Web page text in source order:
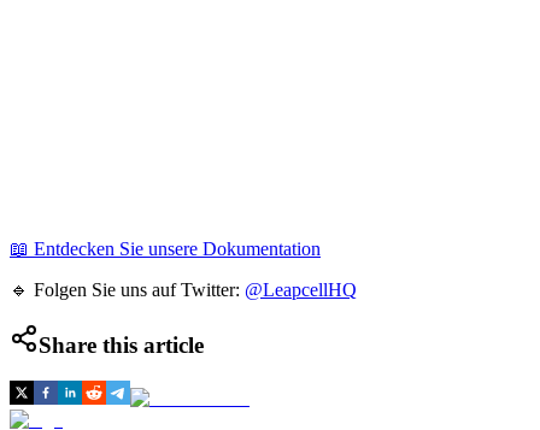
📖 Entdecken Sie unsere Dokumentation
🔹 Folgen Sie uns auf Twitter: @LeapcellHQ
Share this article